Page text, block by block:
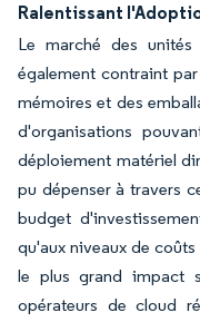
Ralentissant
Le marché des
également contraint
mémoires et des
d'organisations
déploiement matériel
pu dépenser à travers
budget
qu'aux niveaux de
le plus grand impact
opérateurs de cloud